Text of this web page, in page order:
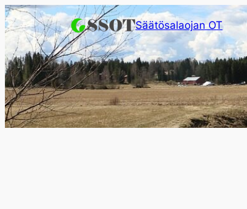
Siirry
sisältöön
Säätösalaojan OT